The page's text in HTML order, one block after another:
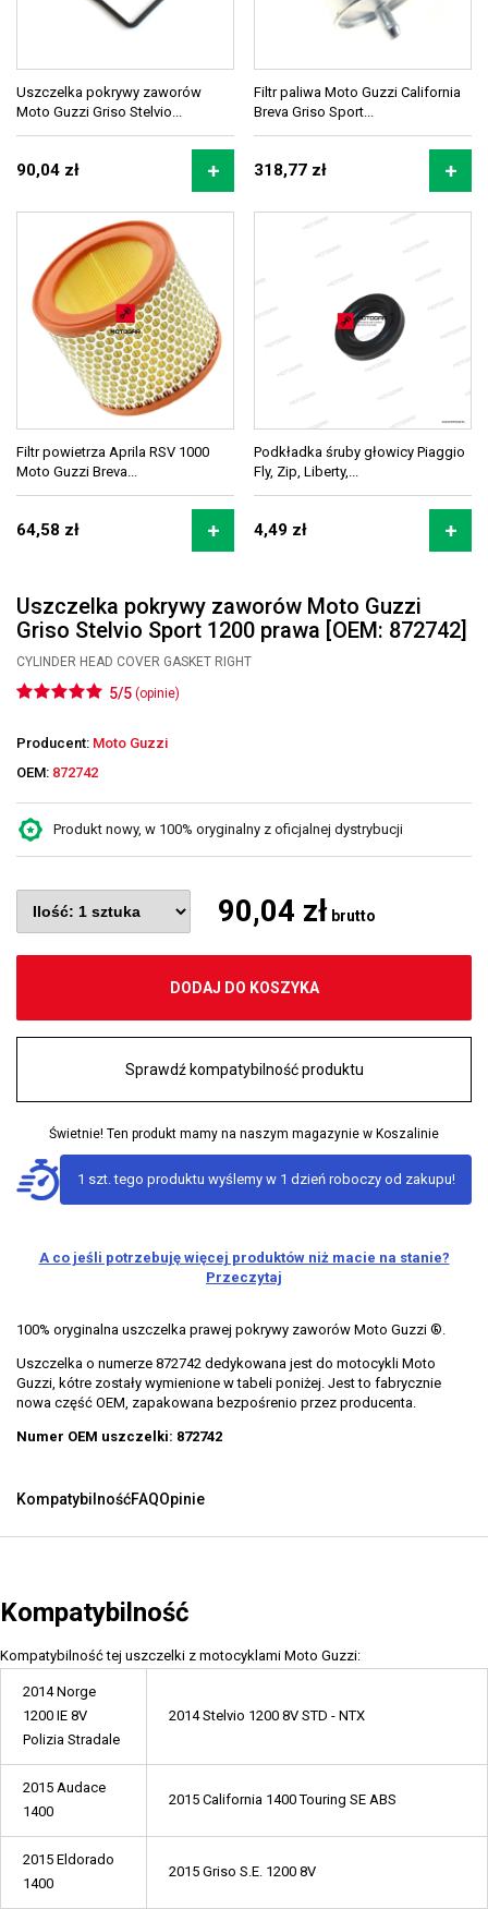
Uszczelka pokrywy zaworów
Moto Guzzi Griso Stelvio...
90,04 zł
Filtr paliwa Moto Guzzi California
Breva Griso Sport...
318,77 zł
Filtr powietrza Aprila RSV 1000
Moto Guzzi Breva...
64,58 zł
Podkładka śruby głowicy Piaggio
Fly, Zip, Liberty,...
4,49 zł
Uszczelka pokrywy zaworów Moto Guzzi
Griso Stelvio Sport 1200 prawa [OEM: 872742]
CYLINDER HEAD COVER GASKET RIGHT
5/5 (opinie)
Producent: Moto Guzzi
OEM: 872742
Produkt nowy, w 100% oryginalny z oficjalnej dystrybucji
90,04 zł brutto
DODAJ DO KOSZYKA
Sprawdź kompatybilność produktu
Świetnie! Ten produkt mamy na naszym magazynie w Koszalinie
1 szt. tego produktu wyślemy w 1 dzień roboczy od zakupu!
A co jeśli potrzebuję więcej produktów niż macie na stanie?
Przeczytaj
100% oryginalna uszczelka prawej pokrywy zaworów Moto Guzzi ®.
Uszczelka o numerze 872742 dedykowana jest do motocykli Moto
Guzzi, kótre zostały wymienione w tabeli poniżej. Jest to fabrycznie
nowa część OEM, zapakowana bezpośrenio przez producenta.
Numer OEM uszczelki: 872742
KompatybilnośćFAQOpinie
Kompatybilność
Kompatybilność tej uszczelki z motocyklami Moto Guzzi:
2014 Norge
1200 IE 8V
Polizia Stradale
2014 Stelvio 1200 8V STD - NTX
2015 Audace
1400
2015 California 1400 Touring SE ABS
2015 Eldorado
1400
2015 Griso S.E. 1200 8V